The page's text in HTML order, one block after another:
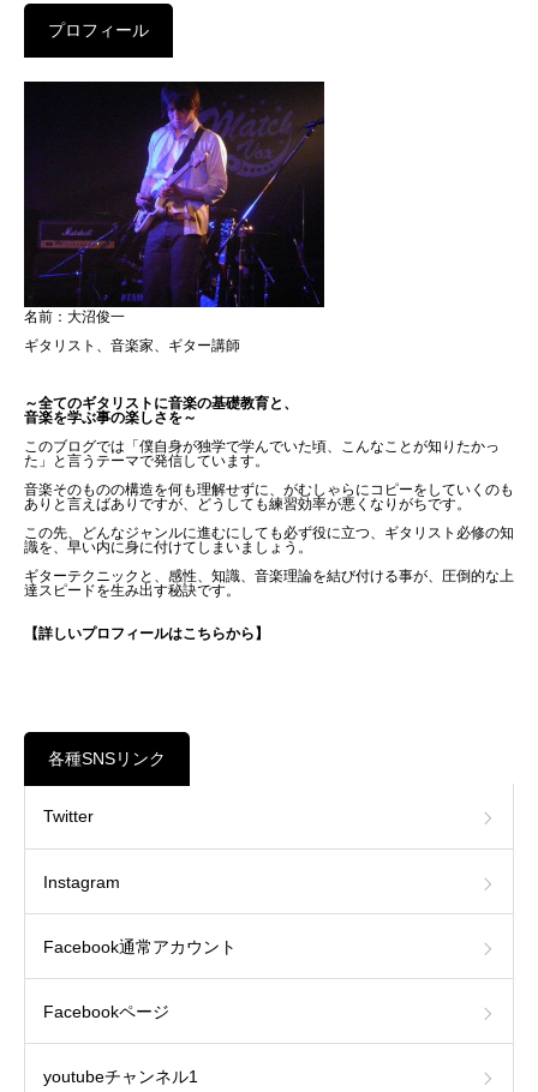
プロフィール
名前：大沼俊一
ギタリスト、音楽家、ギター講師
～全てのギタリストに音楽の基礎教育と、
音楽を学ぶ事の楽しさを～
このブログでは「僕自身が独学で学んでいた頃、こんなことが知りたかっ
た」と言うテーマで発信しています。
音楽そのものの構造を何も理解せずに、がむしゃらにコピーをしていくのも
ありと言えばありですが、どうしても練習効率が悪くなりがちです。
この先、どんなジャンルに進むにしても必ず役に立つ、ギタリスト必修の知
識を、早い内に身に付けてしまいましょう。
ギターテクニックと、感性、知識、音楽理論を結び付ける事が、圧倒的な上
達スピードを生み出す秘訣です。
【詳しいプロフィールはこちらから】
各種SNSリンク
Twitter
Instagram
Facebook通常アカウント
Facebookページ
youtubeチャンネル1